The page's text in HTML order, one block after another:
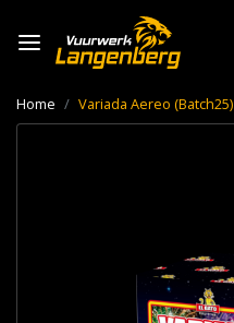
Home Variada Aereo (Batch25)